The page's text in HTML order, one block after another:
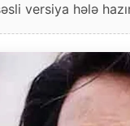
versiya hələ